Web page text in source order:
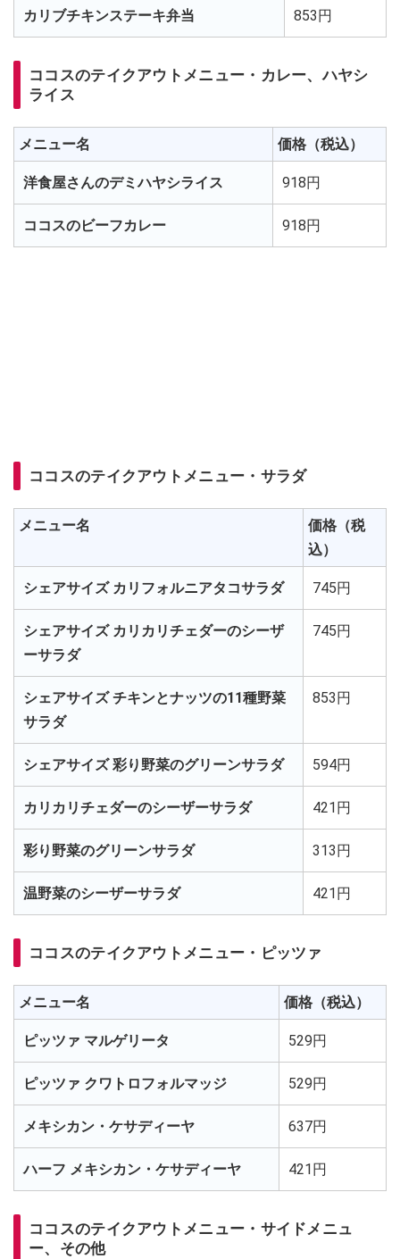
カリブチキンステーキ弁当 853円
ココスのテイクアウトメニュー・カレー、ハヤシ
ライス
メニュー名 価格（税込）
洋食屋さんのデミハヤシライス 918円
ココスのビーフカレー 918円
ココスのテイクアウトメニュー・サラダ
メニュー名
価格（税
込）
シェアサイズ カリフォルニアタコサラダ 745円
シェアサイズ カリカリチェダーのシーザ
ーサラダ
745円
シェアサイズ チキンとナッツの11種野菜
サラダ
853円
シェアサイズ 彩り野菜のグリーンサラダ 594円
カリカリチェダーのシーザーサラダ 421円
彩り野菜のグリーンサラダ 313円
温野菜のシーザーサラダ 421円
ココスのテイクアウトメニュー・ピッツァ
メニュー名 価格（税込）
ピッツァ マルゲリータ 529円
ピッツァ クワトロフォルマッジ 529円
メキシカン・ケサディーヤ 637円
ハーフ メキシカン・ケサディーヤ 421円
ココスのテイクアウトメニュー・サイドメニュ
ー、その他